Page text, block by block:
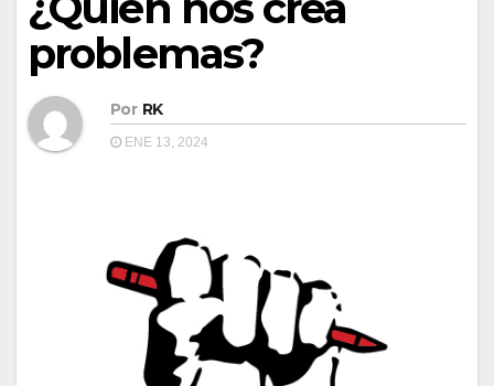
problemas?
Por RK
ENE 13, 2024